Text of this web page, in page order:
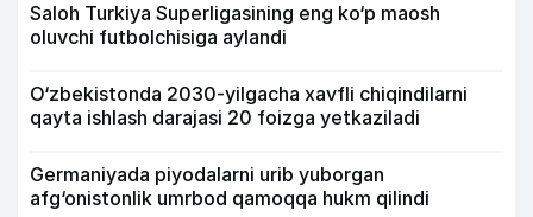
Saloh Turkiya Superligasining eng ko‘p maosh
oluvchi futbolchisiga aylandi
O‘zbekistonda 2030-yilgacha xavfli chiqindilarni
qayta ishlash darajasi 20 foizga yetkaziladi
Germaniyada piyodalarni urib yuborgan
afg‘onistonlik umrbod qamoqqa hukm qilindi